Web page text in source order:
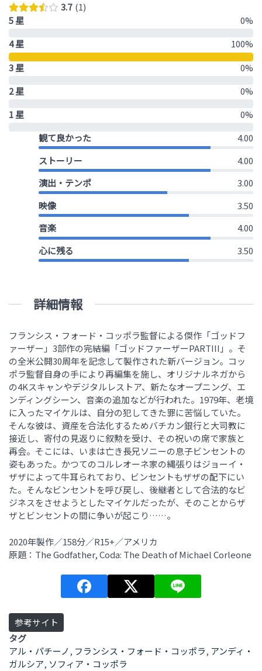
3.7 1
5 星
0%
4 星
100%
3 星
0%
2 星
0%
1 星
0%
観て良かった
4.00
ストーリー
4.00
演出・テンポ
3.00
映像
3.50
音楽
4.00
心に残る
3.50
詳細情報
フランシス・フォード・コッポラ監督による傑作「ゴッドフ
ァーザー」3部作の完結編「ゴッドファーザーPARTIII」。そ
の全米公開30周年を記念して製作された新バージョン。コッ
ポラ監督自身の手により再編集を施し、オリジナルネガから
の4Kスキャンやデジタルレストア、新たなオープニング、エ
ンディングシーン、音楽の追加などが行われた。1979年、老境
に入ったマイケルは、自分の犯してきた罪に苦悩していた。
そんな彼は、資産を合法化するためバチカン銀行と大司教に
接近し、寄付の見返りに叙勲を受け、その祝いの席で家族と
再会。そこには、いまは亡き長兄ソニーの息子ビンセントの
姿もあった。かつてのコルレオーネ家の縄張りはジョーイ・
ザザによって牛耳られており、ビンセントもザザの配下にい
た。そんなビンセントを呼び戻し、後継者として合法的なビ
ジネスをさせようとしたマイケルだったが、そのことからザ
ザとビンセントの間に争いが起こり……。
2020年製作／158分／R15+／アメリカ
原題：The Godfather, Coda: The Death of Michael Corleone
参考サイト
タグ
アル・パチーノ , フランシス・フォード・コッポラ, アンディ・
ガルシア, ソフィア・コッポラ